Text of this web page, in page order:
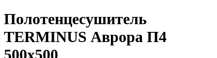
Полотенцесушитель
TERMINUS Аврора П4